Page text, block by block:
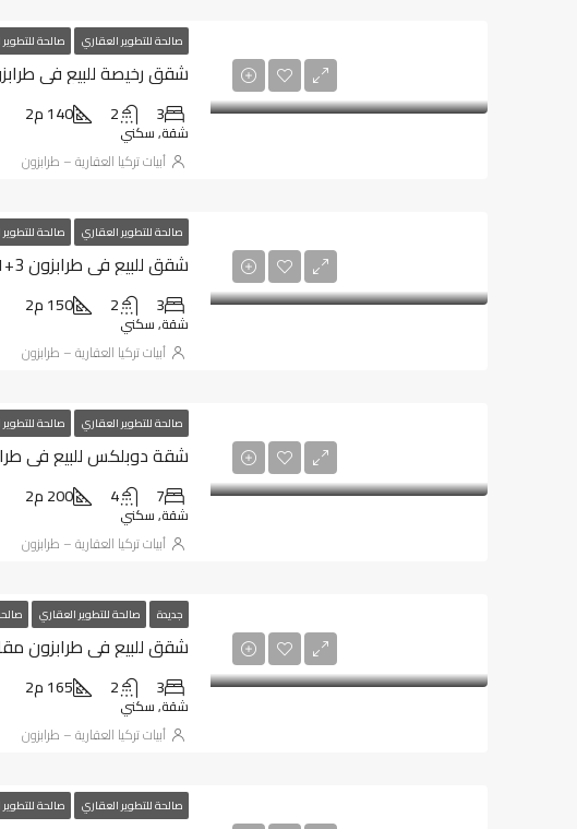
صالحة للتطوير العقاري صالحة
شقق رخيصة للبيع في طرابزون
3
2 140 م2
شقة, سكني
أبيات تركيا العقارية – طرابزون
صالحة للتطوير العقاري صالحة
شقق للبيع في طرابزون 3+1
3
2 150 م2
شقة, سكني
أبيات تركيا العقارية – طرابزون
صالحة للتطوير العقاري صالحة
شقة دوبلكس للبيع في
7
4 200 م2
شقة, سكني
أبيات تركيا العقارية – طرابزون
جديدة صالحة للتطوير العقاري
شقق للبيع في طرابزون
3
2 165 م2
شقة, سكني
أبيات تركيا العقارية – طرابزون
صالحة للتطوير العقاري صالحة